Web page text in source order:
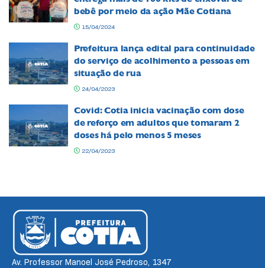
bebê por meio da ação Mãe Cotiana
15/04/2024
Prefeitura lança edital para continuidade
do serviço de acolhimento a pessoas em
situação de rua
24/04/2023
Covid: Cotia inicia vacinação com dose
de reforço em adultos que tomaram 2
doses há pelo menos 5 meses
22/04/2023
Av. Professor Manoel José Pedroso, 1347